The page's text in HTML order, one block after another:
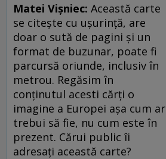
Matei Vişniec: Această carte
se citeşte cu uşurinţă, are
doar o sută de pagini şi un
format de buzunar, poate fi
parcursă oriunde, inclusiv în
metrou. Regăsim în
conţinutul acesti cărţi o
imagine a Europei aşa cum ar
trebui să fie, nu cum este în
prezent. Cărui public îi
adresaţi această carte?